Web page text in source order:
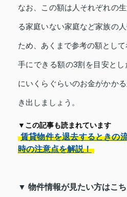
なお、この額は人それぞれの
る家庭いない家庭など家族の
ため、あくまで参考の額として
手にできる額の3割を目安と
にいくらぐらいのお金がかか
き出しましょう。
▼この記事も読まれています
賃貸物件を退去するときの
時の注意点を解説！
▼ 物件情報が見たい方はこ